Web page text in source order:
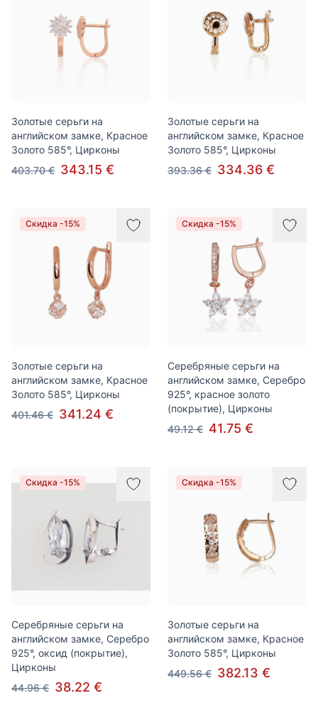
Золотые серьги на
английском замке, Красное
Золото 585°, Цирконы
403.70 € 343.15 €
Золотые серьги на
английском замке, Красное
Золото 585°, Цирконы
393.36 € 334.36 €
Скидка -15%
Золотые серьги на
английском замке, Красное
Золото 585°, Цирконы
401.46 € 341.24 €
Скидка -15%
Серебряные серьги на
английском замке, Серебро
925°, красное золото
(покрытие), Цирконы
49.12 € 41.75 €
Скидка -15%
Серебряные серьги на
английском замке, Серебро
925°, оксид (покрытие),
Цирконы
44.96 € 38.22 €
Скидка -15%
Золотые серьги на
английском замке, Красное
Золото 585°, Цирконы
449.56 € 382.13 €